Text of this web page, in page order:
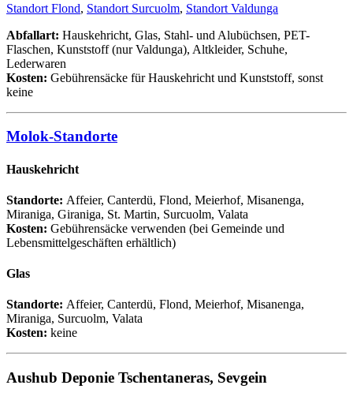
Standort Flond, Standort Surcuolm, Standort Valdunga
Abfallart: Hauskehricht, Glas, Stahl- und Alubüchsen, PET-
Flaschen, Kunststoff (nur Valdunga), Altkleider, Schuhe,
Lederwaren
Kosten: Gebührensäcke für Hauskehricht und Kunststoff, sonst
keine
Molok-Standorte
Hauskehricht
Standorte: Affeier, Canterdü, Flond, Meierhof, Misanenga,
Miraniga, Giraniga, St. Martin, Surcuolm, Valata
Kosten: Gebührensäcke verwenden (bei Gemeinde und
Lebensmittelgeschäften erhältlich)
Glas
Standorte: Affeier, Canterdü, Flond, Meierhof, Misanenga,
Miraniga, Surcuolm, Valata
Kosten: keine
Aushub Deponie Tschentaneras, Sevgein